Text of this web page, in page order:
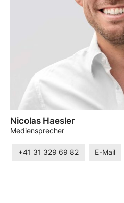
Nicolas Haesler
Mediensprecher
+41 31 329 69 82 E-Mail